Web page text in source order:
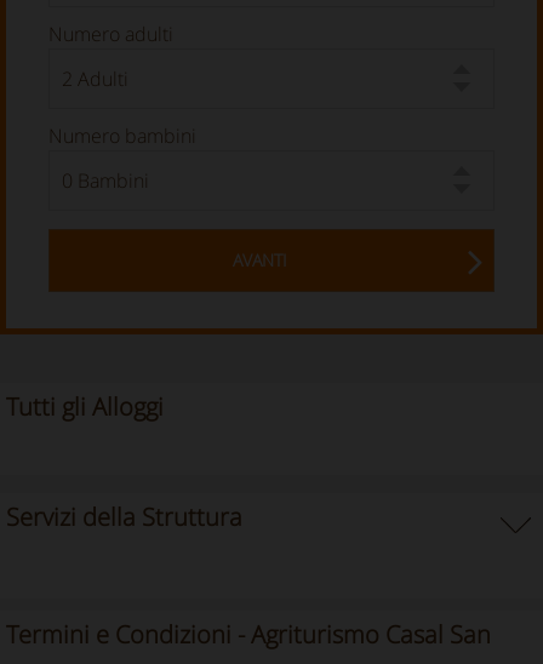
Numero adulti
Numero bambini
AVANTI
Tutti gli Alloggi
Servizi della Struttura
Termini e Condizioni - Agriturismo Casal San